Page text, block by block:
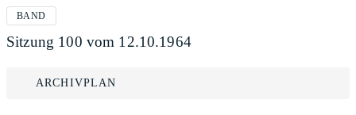
BAND
Sitzung 100 vom 12.10.1964
ARCHIVPLAN